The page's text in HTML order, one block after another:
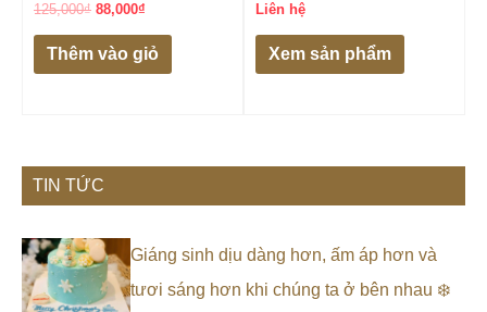
125,000₫ 88,000₫
Thêm vào giỏ
Liên hệ
Xem sản phẩm
TIN TỨC
Giáng sinh dịu dàng hơn, ấm áp hơn và
tươi sáng hơn khi chúng ta ở bên nhau ❄️